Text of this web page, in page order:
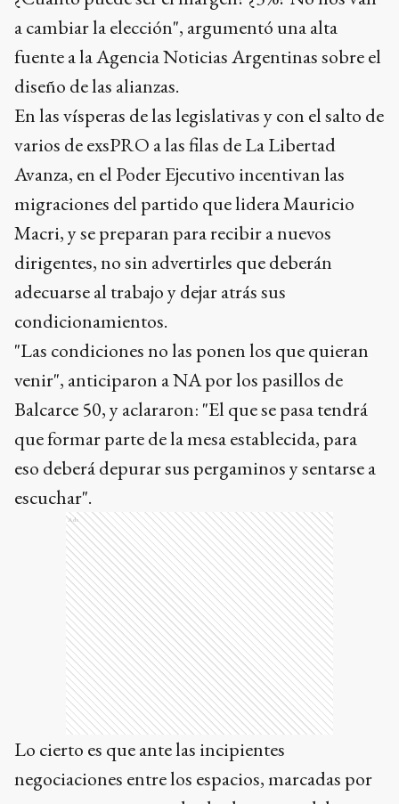
a cambiar la elección", argumentó una alta
fuente a la Agencia Noticias Argentinas sobre el
diseño de las alianzas.
En las vísperas de las legislativas y con el salto de
varios de exsPRO a las filas de La Libertad
Avanza, en el Poder Ejecutivo incentivan las
migraciones del partido que lidera Mauricio
Macri, y se preparan para recibir a nuevos
dirigentes, no sin advertirles que deberán
adecuarse al trabajo y dejar atrás sus
condicionamientos.
"Las condiciones no las ponen los que quieran
venir", anticiparon a NA por los pasillos de
Balcarce 50, y aclararon: "El que se pasa tendrá
que formar parte de la mesa establecida, para
eso deberá depurar sus pergaminos y sentarse a
escuchar".
Ads
Lo cierto es que ante las incipientes
negociaciones entre los espacios, marcadas por